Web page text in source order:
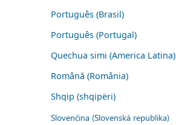
Português (Brasil)
Português (Portugal)
Quechua simi (America Latina)
Română (România)
Shqip (shqipëri)
Slovenčina (Slovenská republika)